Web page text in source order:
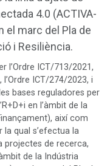
4.0 (ACTIVA-
el marc del Pla de
i Resiliència.
l’Ordre ICT/713/2021,
ICT/274/2023, i
bases reguladores per
en l’àmbit de la
així com
la qual s’efectua la
projectes de recerca,
de la Indústria